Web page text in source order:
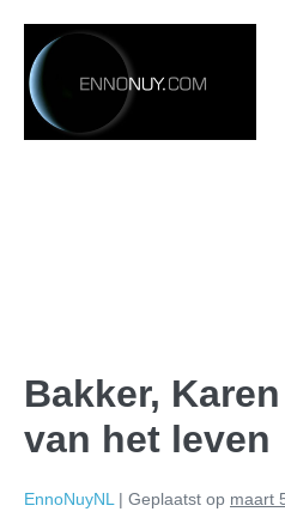
Bakker,
van het leven
EnnoNuyNL | Geplaatst op maart